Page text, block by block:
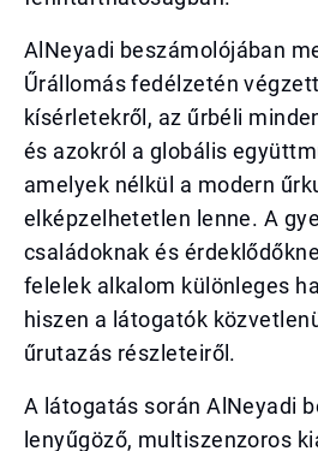
AlNeyadi beszámolójában
Űrállomás fedélzetén
kísérletekről, az űrbéli
és azokról a globális
amelyek nélkül a modern
elképzelhetetlen lenne. A
családoknak és
felelek alkalom különleges
hiszen a látogatók
űrutazás részleteiről.
A látogatás során AlNeyadi
lenyűgöző, multiszenzoros